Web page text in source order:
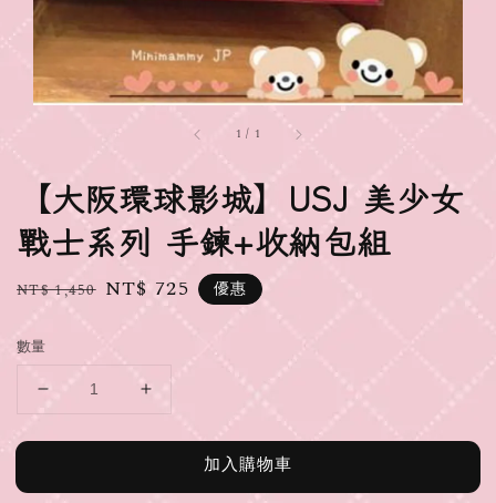
1 / 1
【大阪環球影城】USJ 美少女
戰士系列 手鍊+收納包組
Regular
NT$ 1,450 Sale
NT$ 725 優惠
數量
加入購物車